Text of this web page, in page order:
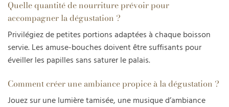
Quelle quantité de nourriture prévoir pour
accompagner la dégustation ?
Privilégiez de petites portions adaptées à chaque boisson
servie. Les amuse-bouches doivent être suffisants pour
éveiller les papilles sans saturer le palais.
Comment créer une ambiance propice à la dégustation ?
Jouez sur une lumière tamisée, une musique d’ambiance